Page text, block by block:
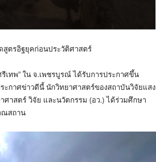
สูตรอิฐยุคก่อนประวัติศาสตร์
เทพ” ใน จ.เพชรบูรณ์ ได้รับการประกาศขึ้น
กาศข่าวดีนี้ นักวิทยาศาสตร์ของสถาบันวิจัยแสง
าสตร์ วิจัย และนวัตกรรม (อว.) ได้ร่วมศึกษา
ณสถาน